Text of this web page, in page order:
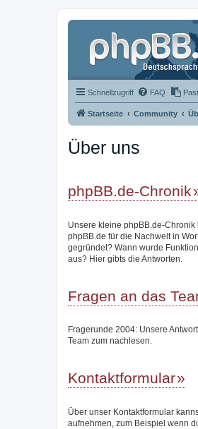
Schnellzugriff FAQ
Startseite Community
Über uns
phpBB.de-Chronik
Unsere kleine phpBB.de-
phpBB.de für die Nachwelt in
gegründet? Wann wurde
aus? Hier gibts die Antworten.
Fragen an das
Fragerunde 2004: Unsere
Team zum nachlesen.
Kontaktformular
Über unser Kontaktformular
aufnehmen, zum Beispiel wenn